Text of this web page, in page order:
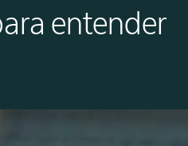
entender